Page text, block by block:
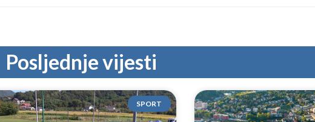
Posljednje vijesti
SPORT